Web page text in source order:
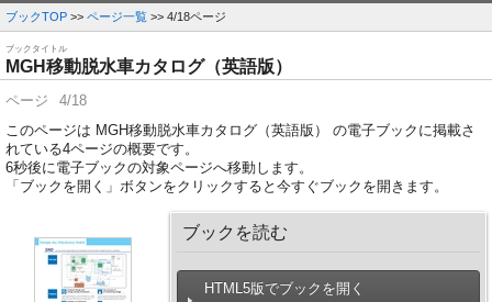
ブックTOP >> ページ一覧 >> 4/18ページ
ブックタイトル
MGH移動脱水車カタログ（英語版）
ページ
4/18
このページは MGH移動脱水車カタログ（英語版） の電子ブックに掲載さ
れている4ページの概要です。
6秒後に電子ブックの対象ページへ移動します。
「ブックを開く」ボタンをクリックすると今すぐブックを開きます。
ブックを読む
HTML5版でブックを開く